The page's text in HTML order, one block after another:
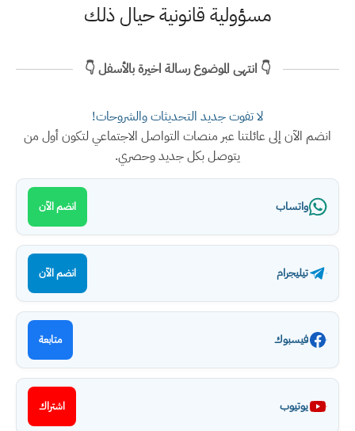
مسؤولية قانونية حيال ذلك
👇 انتهى الموضوع رسالة اخيرة بالأسفل 👇
لا تفوت جديد التحديثات والشروحات!
انضم الآن إلى عائلتنا عبر منصات التواصل الاجتماعي لتكون أول من
يتوصل بكل جديد وحصري.
واتساب انضم الآن
تيليجرام انضم الآن
فيسبوك متابعة
يوتيوب اشتراك